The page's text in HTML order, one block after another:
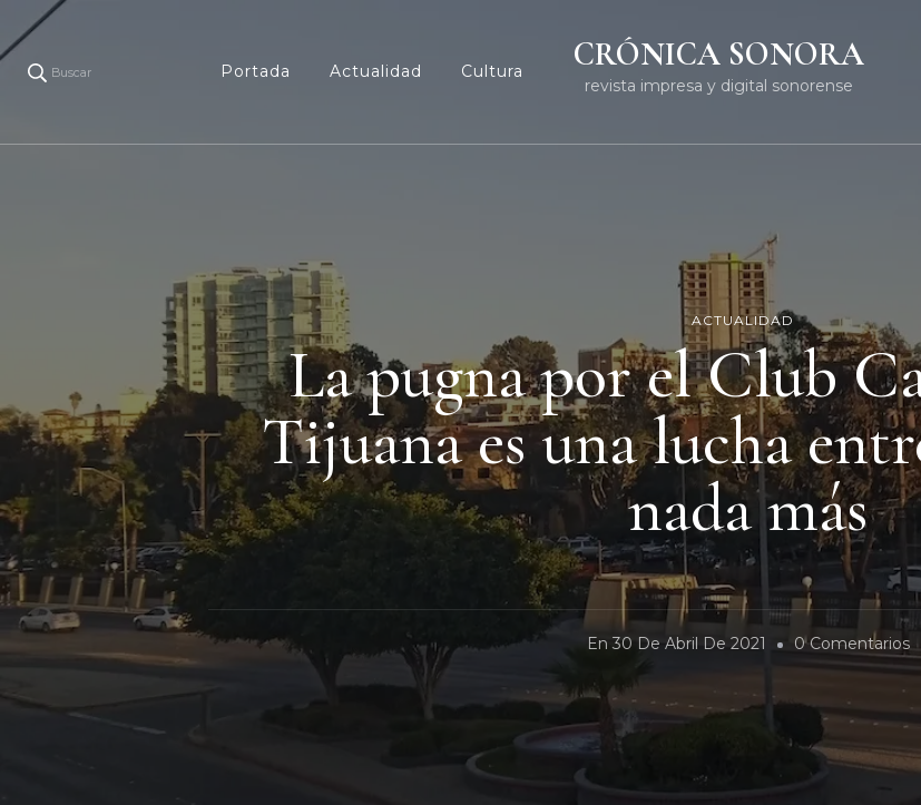
Buscar Portada Actualidad Cultura CRÓNICA SONORA
revista impresa y digital sonorense
ACTUALIDAD
La pugna por el Club
Tijuana es una lucha
nada más
En 30 De Abril De 2021 0 ComentariosEn